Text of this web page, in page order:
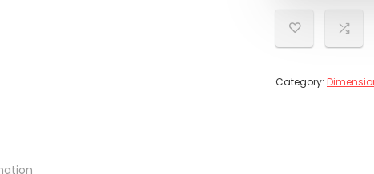
Category: